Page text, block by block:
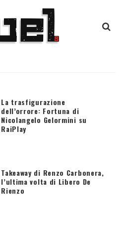
La trasfigurazione
dell’orrore: Fortuna di
Nicolangelo Gelormini su
RaiPlay
Takeaway di Renzo Carbonera,
l’ultima volta di Libero De
Rienzo